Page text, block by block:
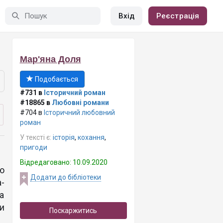
Вхід Реєстрація
Мар'яна Доля
Подобається
#731 в Історичний роман
#18865 в Любовні романи
#704 в Історичний любовний
роман
У тексті є: історія, кохання,
пригоди
Відредаговано: 10.09.2020
Додати до бібліотеки
Поскаржитись